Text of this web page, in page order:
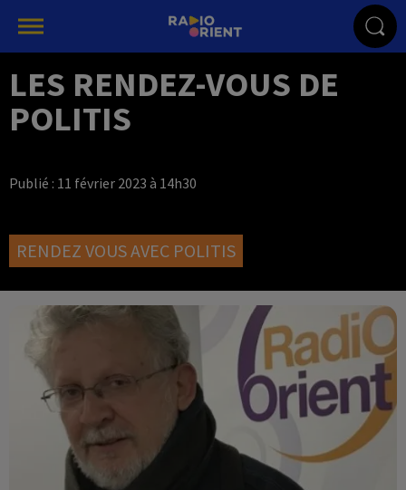
LES RENDEZ-VOUS DE
POLITIS
Publié : 11 février 2023 à 14h30
RENDEZ VOUS AVEC POLITIS